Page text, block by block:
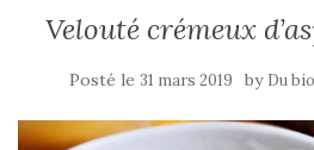
Velouté crémeux
Posté le 31 mars 2019 by Du